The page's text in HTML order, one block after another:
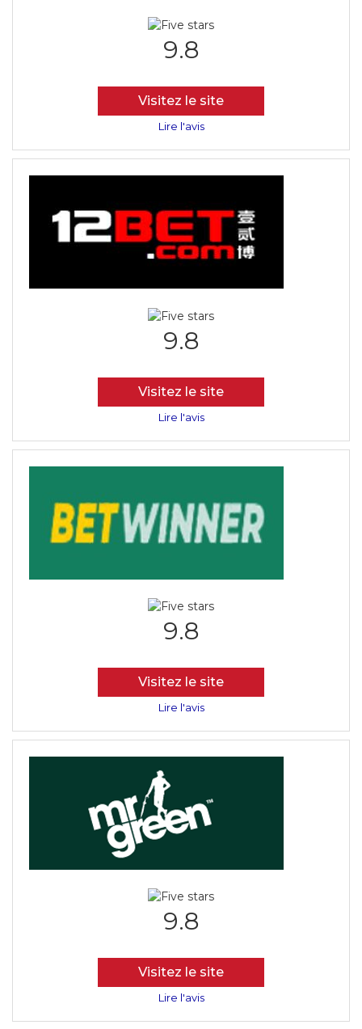
9.8
Visitez le site
Lire l'avis
9.8
Visitez le site
Lire l'avis
9.8
Visitez le site
Lire l'avis
9.8
Visitez le site
Lire l'avis